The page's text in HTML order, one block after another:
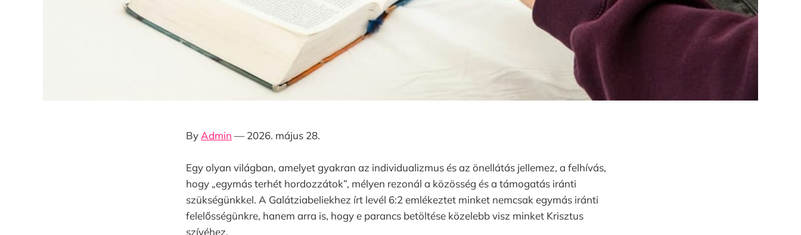
By Admin — 2026. május 28.
Egy olyan világban, amelyet gyakran az individualizmus és az önellátás jellemez, a felhívás,
hogy „egymás terhét hordozzátok”, mélyen rezonál a közösség és a támogatás iránti
szükségünkkel. A Galátziabeliekhez írt levél 6:2 emlékeztet minket nemcsak egymás iránti
felelősségünkre, hanem arra is, hogy e parancs betöltése közelebb visz minket Krisztus
szívéhez.